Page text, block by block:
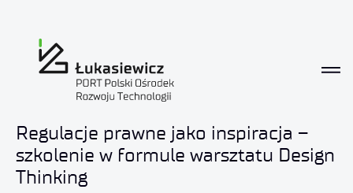
Regulacje prawne jako inspiracja –
szkolenie w formule warsztatu Design
Thinking